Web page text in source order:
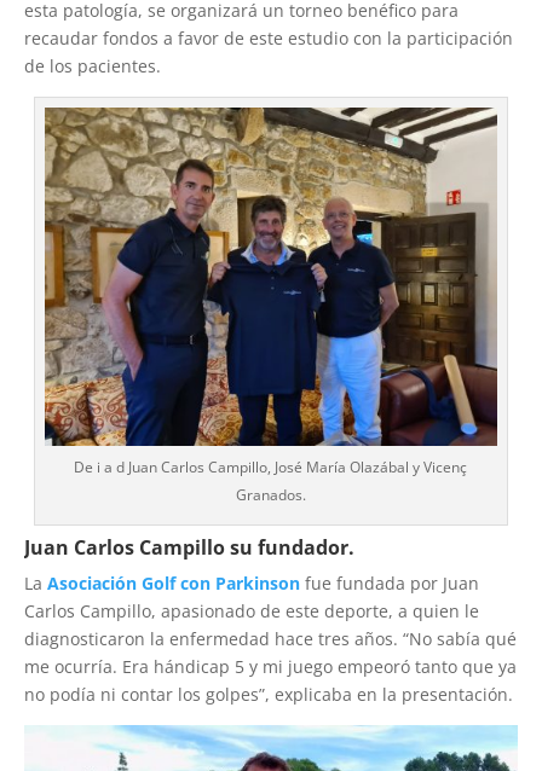
esta patología, se organizará un torneo benéfico para
recaudar fondos a favor de este estudio con la participación
de los pacientes.
De i a d Juan Carlos Campillo, José María Olazábal y Vicenç
Granados.
Juan Carlos Campillo su fundador.
La Asociación Golf con Parkinson fue fundada por Juan
Carlos Campillo, apasionado de este deporte, a quien le
diagnosticaron la enfermedad hace tres años. “No sabía qué
me ocurría. Era hándicap 5 y mi juego empeoró tanto que ya
no podía ni contar los golpes”, explicaba en la presentación.